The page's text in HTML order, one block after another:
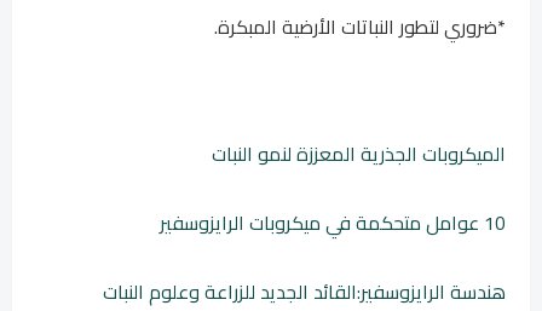
*ضروري لتطور النباتات الأرضية المبكرة.
الميكروبات الجذرية المعززة لنمو النبات
10 عوامل متحكمة في ميكروبات الرايزوسفير
هندسة الرايزوسفير:القائد الجديد للزراعة وعلوم النبات